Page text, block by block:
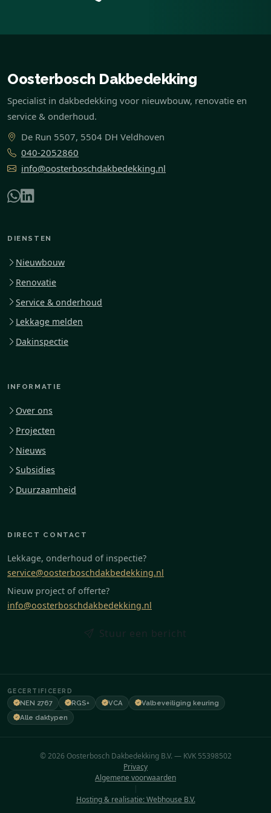
Oosterbosch Dakbedekking
Specialist in dakbedekking voor nieuwbouw, renovatie en
service & onderhoud.
De Run 5507, 5504 DH Veldhoven
040-2052860
info@oosterboschdakbedekking.nl
DIENSTEN
Nieuwbouw
Renovatie
Service & onderhoud
Lekkage melden
Dakinspectie
INFORMATIE
Over ons
Projecten
Nieuws
Subsidies
Duurzaamheid
DIRECT CONTACT
Lekkage, onderhoud of inspectie?
service@oosterboschdakbedekking.nl
Nieuw project of offerte?
info@oosterboschdakbedekking.nl
Stuur een bericht
GECERTIFICEERD
NEN 2767 RGS+ VCA
Valbeveiliging keuring
Alle daktypen
© 2026 Oosterbosch Dakbedekking B.V. — KVK 55398502
Privacy
Algemene voorwaarden
Hosting & realisatie: Webhouse B.V.